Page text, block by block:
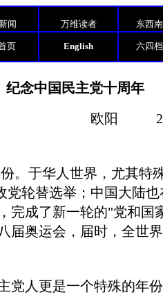
闻 万维读者 东西
页 English 六四
纪念中国民主党十周年
阳
。于华人世界，尤其特
党轮替选举；中国大陆
完成了新一轮的"党和国
届奥运会，届时，全世
党人更是一个特殊的年